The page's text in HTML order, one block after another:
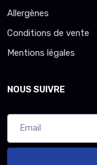
Allergènes
Conditions de vente
Mentions légales
NOUS SUIVRE